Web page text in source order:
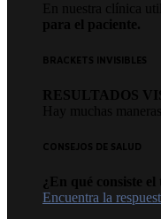
En nuestra clínica
para el paciente.
BRACKETS INVISIBLES
RESULTADOS
Hay muchas
CONSEJOS DE SALUD
¿En qué consiste
Encuentra la